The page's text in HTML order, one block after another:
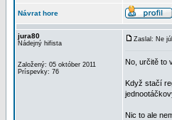
Návrat hore
jura80
Nádejný hifista
Založený: 05 október 2011
Príspevky: 76
Zaslal: Ne
No, určitě to
Když stačí
Nic to ale